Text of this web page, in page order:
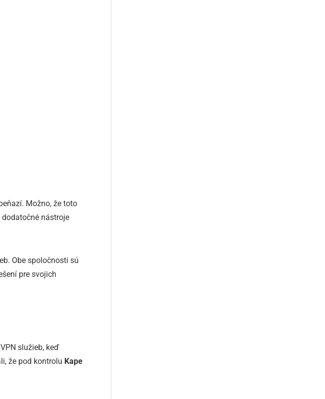
Možno, že toto
nástroje
Obe spoločnosti sú
pre svojich
služieb, keď
že pod kontrolu Kape